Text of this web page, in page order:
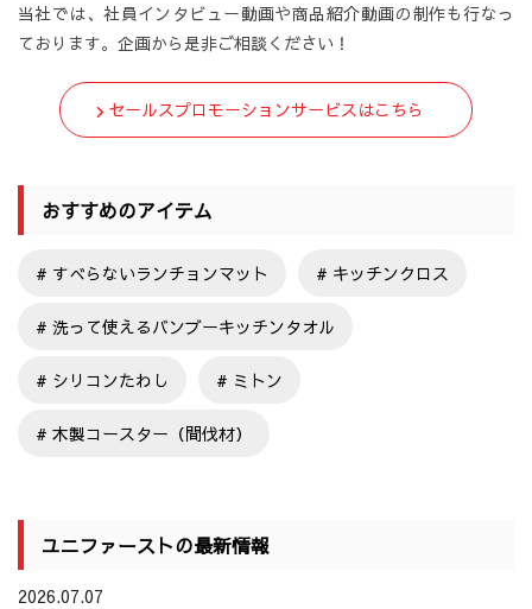
当社では、社員インタビュー動画や商品紹介動画の制作も行なっ
ております。企画から是非ご相談ください！
セールスプロモーションサービスはこちら
おすすめのアイテム
すべらないランチョンマット キッチンクロス
洗って使えるバンブーキッチンタオル
シリコンたわし ミトン
木製コースター（間伐材）
ユニファーストの最新情報
2026.07.07